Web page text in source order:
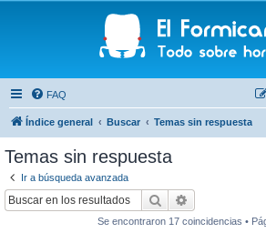
FAQ
Índice general Buscar Temas sin respuesta
Temas sin respuesta
Ir a búsqueda avanzada
Buscar
Se encontraron 17 coincidencias •